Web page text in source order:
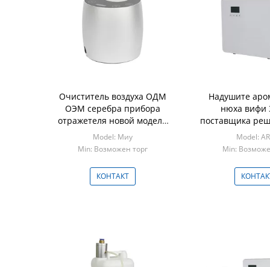
Очиститель воздуха ОДМ
ОЭМ серебра прибора
отражетеля новой модели
60мл алюминиевый
Model: Миу
Min: Возможен торг
КОНТАКТ
Надушите
нюха вифи
поставщика
Model:
Min: